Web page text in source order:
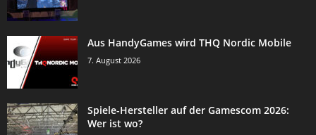
Aus HandyGames wird THQ Nordic Mobile
7. August 2026
Spiele-Hersteller auf der Gamescom 2026:
Wer ist wo?